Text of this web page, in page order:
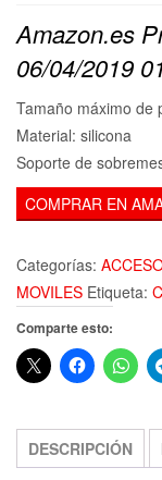
Amazon.es
06/04/2019
Tamaño máximo de
Material: silicona
Soporte de
COMPRAR EN
Categorías:
MOVILES Etiqueta:
Comparte esto:
DESCRIPCIÓN